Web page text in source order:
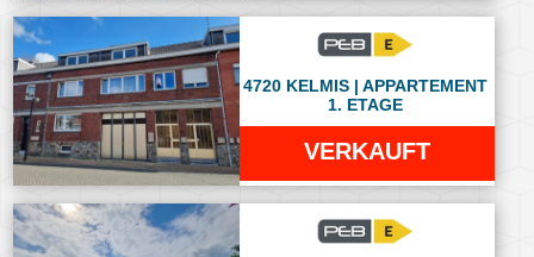
4720 KELMIS | APPARTEMENT
1. ETAGE
VERKAUFT